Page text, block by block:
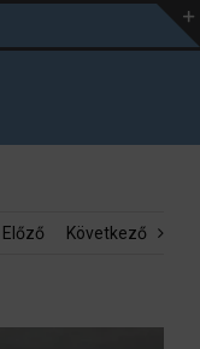
Előző Következő